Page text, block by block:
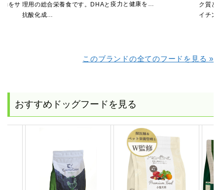
動をサ 理用の総合栄養食です。DHAと
抗酸化成…
疫力と健康を…
ク質と
イチン
このブランドの全てのフードを見る »
おすすめドッグフードを見る